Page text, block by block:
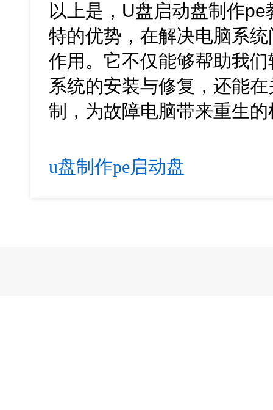
以上是，U盘启动盘制作
特的优势，在解决电脑系
作用。它不仅能够帮助我
系统的安装与修复，还能
制，为故障电脑带来重生的
u盘制作pe启动盘